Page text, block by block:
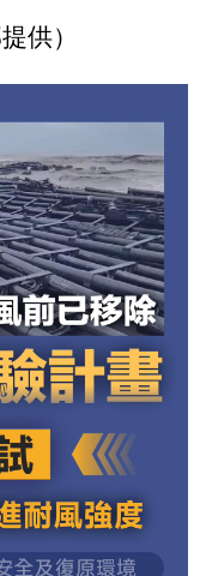
供）